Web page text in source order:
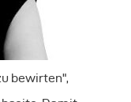
bewirten",